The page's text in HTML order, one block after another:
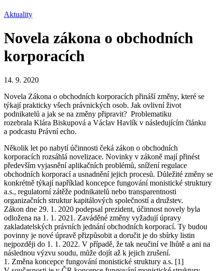
Aktuality
Novela zákona o obchodních
korporacích
14. 9. 2020
Novela Zákona o obchodních korporacích přináší změny, které se
týkají prakticky všech právnických osob. Jak ovlivní život
podnikatelů a jak se na změny připravit? Problematiku
rozebrala Klára Biskupová a Václav Havlík v následujícím článku
a podcastu Právní echo.
Několik let po nabytí účinnosti čeká zákon o obchodních
korporacích rozsáhlá novelizace. Novinky v zákoně mají přinést
především vyjasnění aplikačních problémů, snížení regulace
obchodních korporací a usnadnění jejich procesů. Důležité změny se
konkrétně týkají například koncepce fungování monistické struktury
a.s., regulatorní zátěže podnikatelů nebo transparentnosti
organizačních struktur kapitálových společností a družstev.
Zákon dne 29. 1. 2020 podepsal prezident, účinnost novely byla
odložena na 1. 1. 2021. Zaváděné změny vyžadují úpravy
zakladatelských právních jednání obchodních korporací. Ty budou
povinny je nové úpravě přizpůsobit a doručit je do sbírky listin
nejpozději do 1. 1. 2022. V případě, že tak neučiní ve lhůtě a ani na
následnou výzvu soudu, může dojít až k jejich zrušení.
1. Změna koncepce fungování monistické struktury a.s. [1]